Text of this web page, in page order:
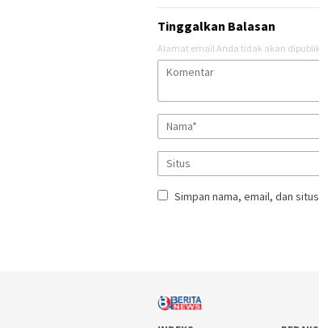
Tinggalkan Balasan
Alamat email Anda tidak akan
Simpan nama, email, dan